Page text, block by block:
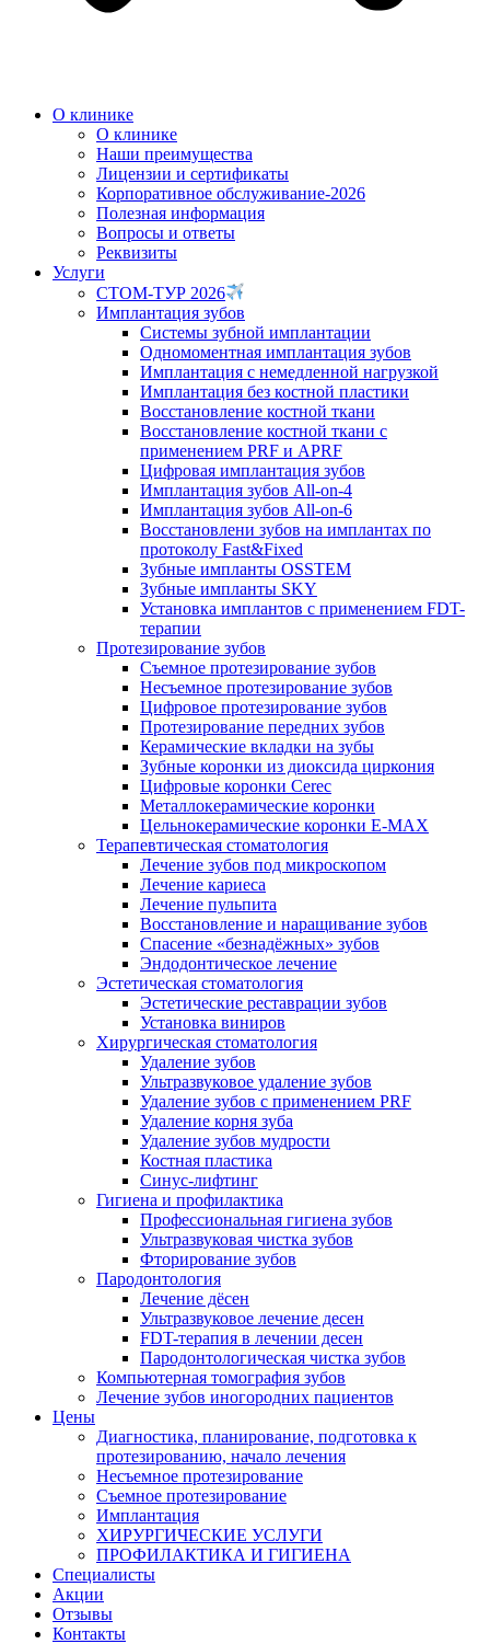
О клинике
О клинике
Наши преимущества
Лицензии и сертификаты
Корпоративное обслуживание-2026
Полезная информация
Вопросы и ответы
Реквизиты
Услуги
СТОМ-ТУР 2026
Имплантация зубов
Системы зубной имплантации
Одномоментная имплантация зубов
Имплантация с немедленной нагрузкой
Имплантация без костной пластики
Восстановление костной ткани
Восстановление костной ткани с
применением PRF и APRF
Цифровая имплантация зубов
Имплантация зубов All-on-4
Имплантация зубов All-on-6
Восстановлени зубов на имплантах по
протоколу Fast&Fixed
Зубные импланты OSSTEM
Зубные импланты SKY
Установка имплантов с применением FDT-
терапии
Протезирование зубов
Съемное протезирование зубов
Несъемное протезирование зубов
Цифровое протезирование зубов
Протезирование передних зубов
Керамические вкладки на зубы
Зубные коронки из диоксида циркония
Цифровые коронки Cerec
Металлокерамические коронки
Цельнокерамические коронки E-MAX
Терапевтическая стоматология
Лечение зубов под микроскопом
Лечение кариеса
Лечение пульпита
Восстановление и наращивание зубов
Спасение «безнадёжных» зубов
Эндодонтическое лечение
Эстетическая стоматология
Эстетические реставрации зубов
Установка виниров
Хирургическая стоматология
Удаление зубов
Ультразвуковое удаление зубов
Удаление зубов с применением PRF
Удаление корня зуба
Удаление зубов мудрости
Костная пластика
Синус-лифтинг
Гигиена и профилактика
Профессиональная гигиена зубов
Ультразвуковая чистка зубов
Фторирование зубов
Пародонтология
Лечение дёсен
Ультразвуковое лечение десен
FDT-терапия в лечении десен
Пародонтологическая чистка зубов
Компьютерная томография зубов
Лечение зубов иногородних пациентов
Цены
Диагностика, планирование, подготовка к
протезированию, начало лечения
Несъемное протезирование
Съемное протезирование
Имплантация
ХИРУРГИЧЕСКИЕ УСЛУГИ
ПРОФИЛАКТИКА И ГИГИЕНА
Специалисты
Акции
Отзывы
Контакты